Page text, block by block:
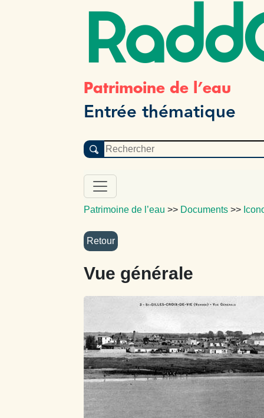
Patrimoine de l’eau
Entrée thématique
Patrimoine de l’eau >> Documents >>
Vue générale